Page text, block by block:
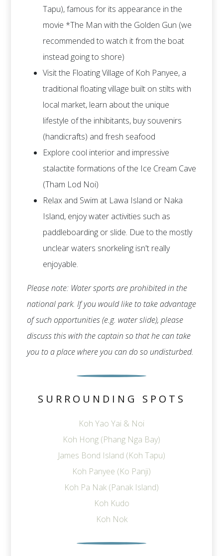
Tapu), famous for its appearance in the
movie *The Man with the Golden Gun (we
recommended to watch it from the boat
instead going to shore)
Visit the Floating Village of Koh Panyee, a
traditional floating village built on stilts with
local market, learn about the unique
lifestyle of the inhibitants, buy souvenirs
(handicrafts) and fresh seafood
Explore cool interior and impressive
stalactite formations of the Ice Cream Cave
(Tham Lod Noi)
Relax and Swim at Lawa Island or Naka
Island, enjoy water activities such as
paddleboarding or slide. Due to the mostly
unclear waters snorkeling isn't really
enjoyable.
Please note: Water sports are prohibited in the
national park. If you would like to take advantage
of such opportunities (e.g. water slide), please
discuss this with the captain so that he can take
you to a place where you can do so undisturbed.
SURROUNDING SPOTS
Koh Yao Yai & Noi
Koh Hong (Phang Nga Bay)
James Bond Island (Koh Tapu)
Koh Panyee (Ko Panji)
Koh Pa Nak (Panak Island)
Koh Kudo
Koh Nok